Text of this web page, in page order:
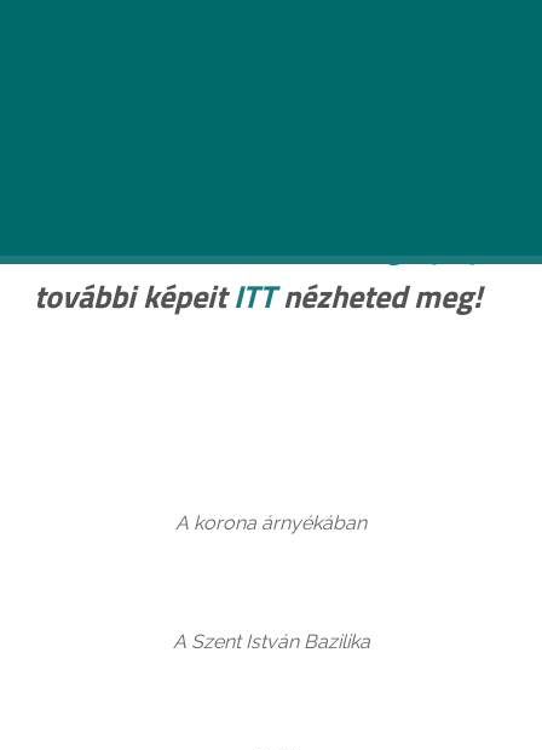
ASwedish Beast Photography
további képeitITTnézheted meg!
A korona árnyékában
A Szent István Bazilika